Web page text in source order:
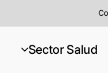
Sector Salud